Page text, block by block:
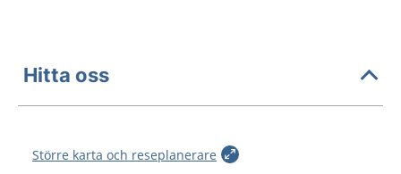
Hitta oss
Större karta och reseplanerare